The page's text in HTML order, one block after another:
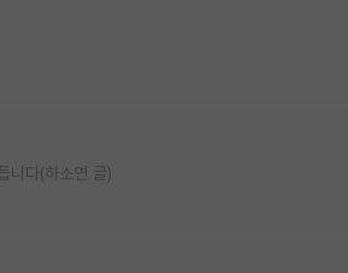
니다(하소연 글)